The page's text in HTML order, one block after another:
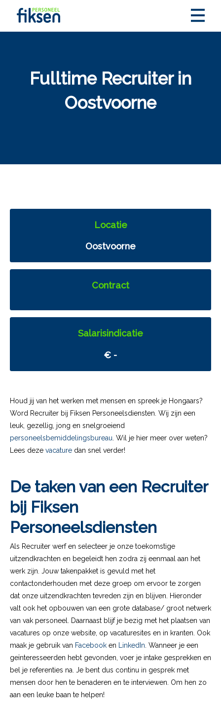
Fulltime Recruiter in
Oostvoorne
Locatie
Oostvoorne
Contract
Salarisindicatie
€ -
Houd jij van het werken met mensen en spreek je Hongaars?
Word Recruiter bij Fiksen Personeelsdiensten. Wij zijn een
leuk, gezellig, jong en snelgroeiend
personeelsbemiddelingsbureau . Wil je hier meer over weten?
Lees deze vacature dan snel verder!
De taken van een Recruiter
bij Fiksen
Personeelsdiensten
Als Recruiter werf en selecteer je onze toekomstige
uitzendkrachten en begeleidt hen zodra zij eenmaal aan het
werk zijn. Jouw takenpakket is gevuld met het
contactonderhouden met deze groep om ervoor te zorgen
dat onze uitzendkrachten tevreden zijn en blijven. Hieronder
valt ook het opbouwen van een grote database/ groot netwerk
van vak personeel. Daarnaast blijf je bezig met het plaatsen van
vacatures op onze website, op vacaturesites en in kranten. Ook
maak je gebruik van Facebook en LinkedIn . Wanneer je een
geïnteresseerden hebt gevonden, voer je intake gesprekken en
bel je referenties na. Je bent dus continu in gesprek met
mensen door hen te benaderen en te interviewen. Om hen zo
aan een leuke baan te helpen!